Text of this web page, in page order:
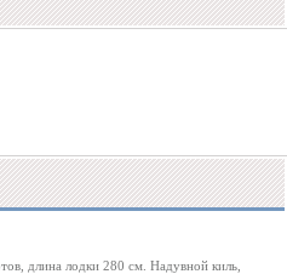
длина лодки 280 см. Надувной киль,